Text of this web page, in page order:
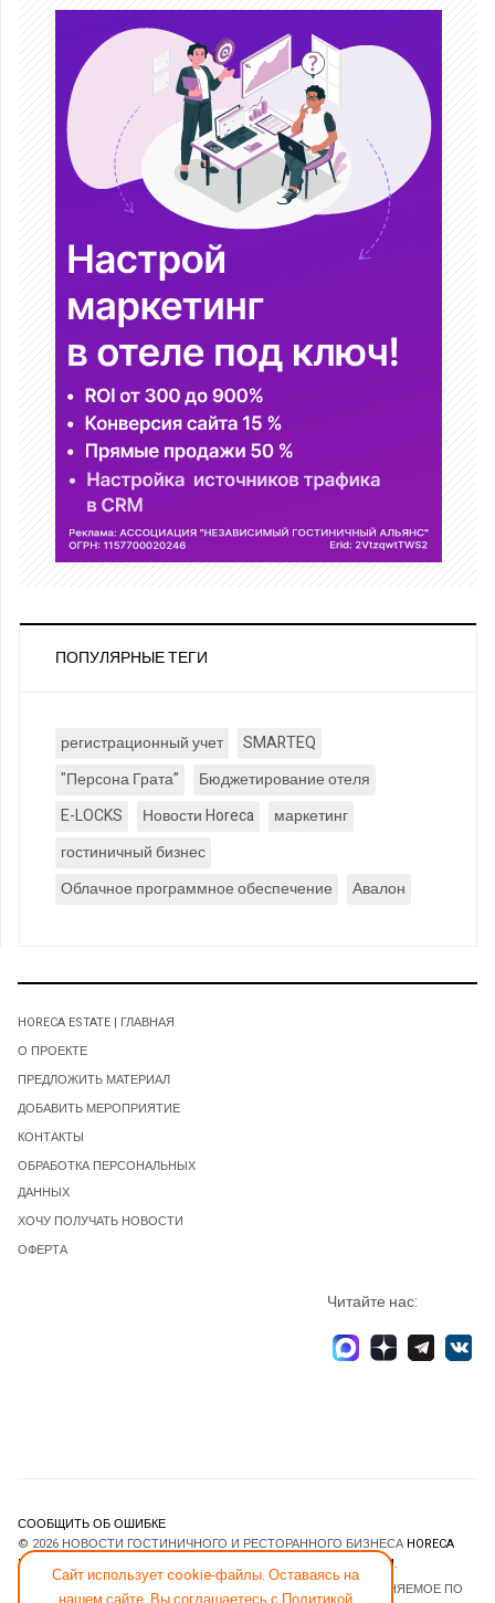
ПОПУЛЯРНЫЕ ТЕГИ
регистрационный учет
SMARTEQ
"Персона Грата”
Бюджетирование отеля
E-LOCKS
Новости Horeca
маркетинг
гостиничный бизнес
Облачное программное обеспечение
Авалон
Сайт использует cookie-файлы. Оставаясь на
HORECA ESTATE | ГЛАВНАЯ
О ПРОЕКТЕ
ПРЕДЛОЖИТЬ МАТЕРИАЛ
ДОБАВИТЬ МЕРОПРИЯТИЕ
КОНТАКТЫ
ОБРАБОТКА ПЕРСОНАЛЬНЫХ
ДАННЫХ
ХОЧУ ПОЛУЧАТЬ НОВОСТИ
ОФЕРТА
Читайте нас:
СООБЩИТЬ ОБ ОШИБКЕ
© 2026 НОВОСТИ ГОСТИНИЧНОГО И РЕСТОРАННОГО БИЗНЕСА HORECA
ESTATE
JOOMLART.COM.
- ПРОГРАММНОЕ ОБЕСПЕЧЕНИЕ, РАСПРОСТРАНЯЕМОЕ ПО